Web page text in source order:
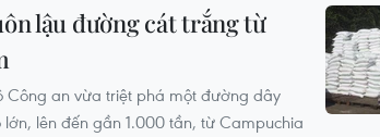
lậu đường cát trắng từ
Công an vừa triệt phá một đường dây
lên đến gần 1.000 tần, từ Campuchia